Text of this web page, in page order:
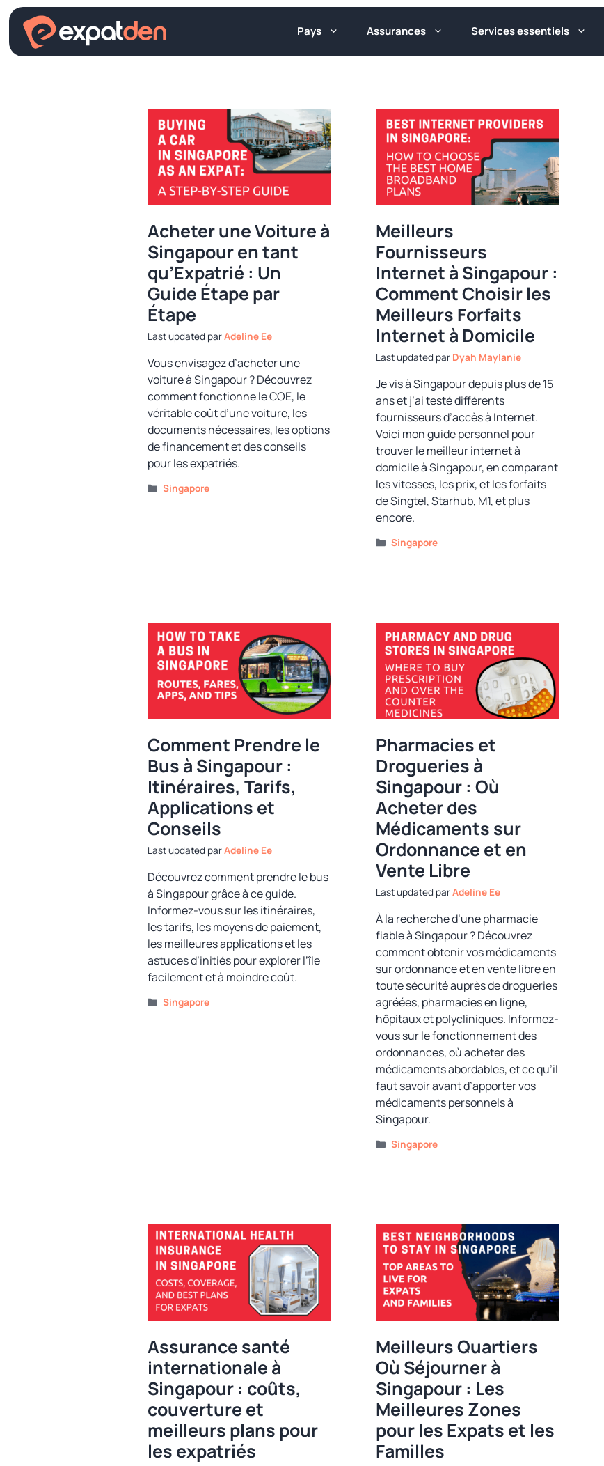
Aller
contenu
Pays Assurances Services essentiels
Acheter une Voiture à
Singapour en tant
qu’Expatrié : Un
Guide Étape par
Étape
parAdeline Ee
Vous envisagez d’acheter une
voiture à Singapour ? Découvrez
comment fonctionne le COE, le
véritable coût d’une voiture, les
documents nécessaires, les options
de financement et des conseils
pour les expatriés.
Catégories
Singapore
Meilleurs
Fournisseurs
Internet à Singapour :
Comment Choisir les
Meilleurs Forfaits
Internet à Domicile
par Dyah Maylanie
Je vis à Singapour depuis plus de 15
ans et j’ai testé différents
fournisseurs d’accès à Internet.
Voici mon guide personnel pour
trouver le meilleur internet à
domicile à Singapour, en comparant
les vitesses, les prix, et les forfaits
de Singtel, Starhub, M1, et plus
encore.
Catégories
Singapore
Comment Prendre le
Bus à Singapour :
Itinéraires, Tarifs,
Applications et
Conseils
parAdeline Ee
Découvrez comment prendre le bus
à Singapour grâce à ce guide.
Informez-vous sur les itinéraires,
les tarifs, les moyens de paiement,
les meilleures applications et les
astuces d’initiés pour explorer l’île
facilement et à moindre coût.
Catégories
Singapore
Pharmacies et
Drogueries à
Singapour : Où
Acheter des
Médicaments sur
Ordonnance et en
Vente Libre
parAdeline Ee
À la recherche d’une pharmacie
fiable à Singapour ? Découvrez
comment obtenir vos médicaments
sur ordonnance et en vente libre en
toute sécurité auprès de drogueries
agréées, pharmacies en ligne,
hôpitaux et polycliniques. Informez-
vous sur le fonctionnement des
ordonnances, où acheter des
médicaments abordables, et ce qu’il
faut savoir avant d’apporter vos
médicaments personnels à
Singapour.
Catégories
Singapore
Assurance santé
internationale à
Singapour : coûts,
couverture et
meilleurs plans pour
les expatriés
Meilleurs Quartiers
Où Séjourner à
Singapour : Les
Meilleures Zones
pour les Expats et les
Familles